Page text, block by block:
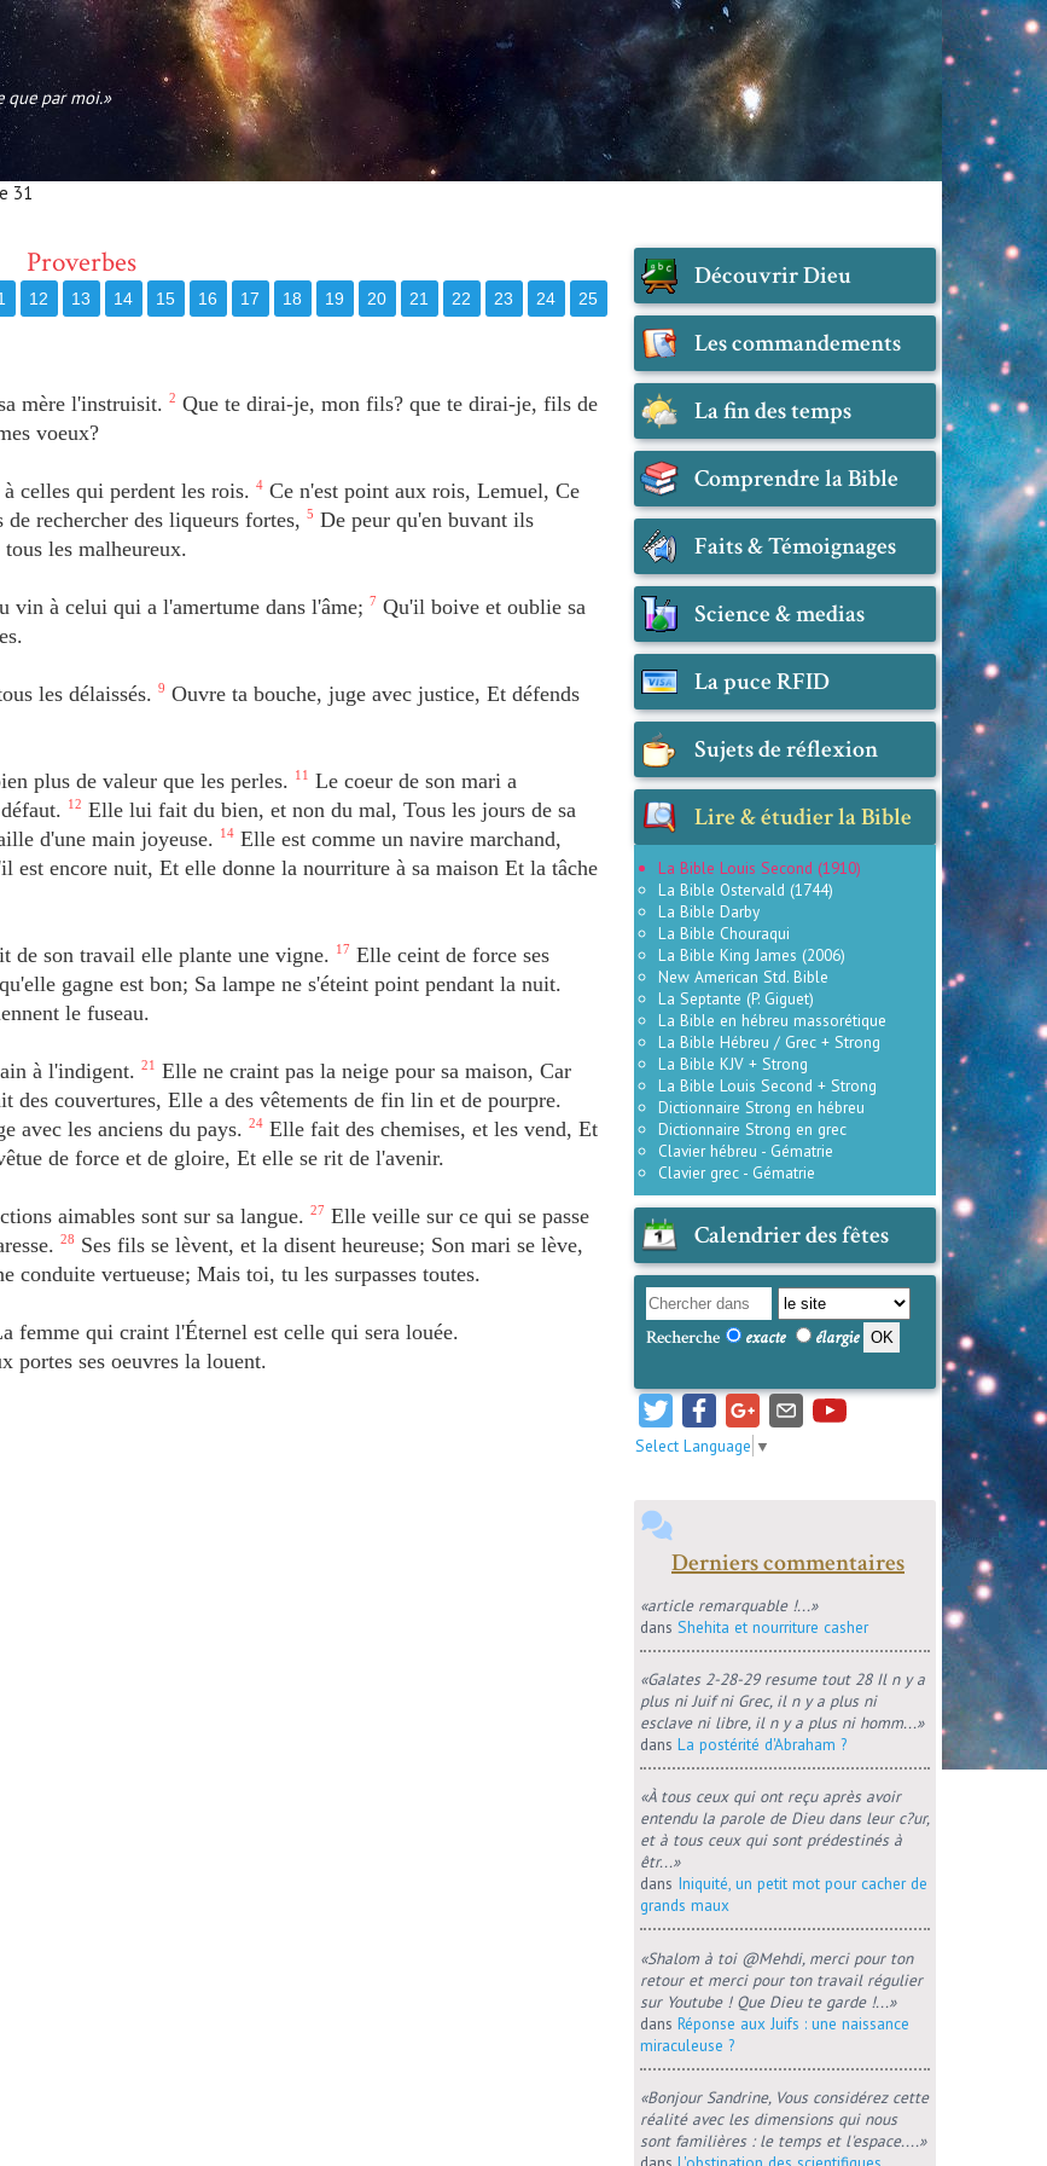
que par moi.»
31
Proverbes
12 13 14 15 16 17 18 19 20 21 22 23 24 25
mère l'instruisit. 2 Que te dirai-je, mon fils? que te dirai-je, fils de
voeux?
celles qui perdent les rois. 4 Ce n'est point aux rois, Lemuel, Ce
rechercher des liqueurs fortes, 5 De peur qu'en buvant ils
les malheureux.
vin à celui qui a l'amertume dans l'âme; 7 Qu'il boive et oublie sa
les délaissés. 9 Ouvre ta bouche, juge avec justice, Et défends
plus de valeur que les perles. 11
Le coeur de son mari a
12 Elle lui fait du bien, et non du mal, Tous les jours de sa
d'une main joyeuse. 14 Elle est comme un navire marchand,
est encore nuit, Et elle donne la nourriture à sa maison Et la tâche
de son travail elle plante une vigne. 17 Elle ceint de force ses
gagne est bon; Sa lampe ne s'éteint point pendant la nuit.
le fuseau.
à l'indigent. 21
Elle ne craint pas la neige pour sa maison, Car
des couvertures, Elle a des vêtements de fin lin et de pourpre.
avec les anciens du pays. 24 Elle fait des chemises, et les vend, Et
de force et de gloire, Et elle se rit de l'avenir.
aimables sont sur sa langue. 27 Elle veille sur ce qui se passe
28
Ses fils se lèvent, et la disent heureuse; Son mari se lève,
conduite vertueuse; Mais toi, tu les surpasses toutes.
femme qui craint l'Éternel est celle qui sera louée.
portes ses oeuvres la louent.
Découvrir Dieu
Les commandements
La fin des temps
Comprendre la Bible
Faits & Témoignages
Science & medias
La puce RFID
Sujets de réflexion
Lire & étudier la Bible
La Bible Louis Second (1910)
La Bible Ostervald (1744)
La Bible Darby
La Bible Chouraqui
La Bible King James (2006)
New American Std. Bible
La Septante (P. Giguet)
La Bible en hébreu massorétique
La Bible Hébreu / Grec + Strong
La Bible KJV + Strong
La Bible Louis Second + Strong
Dictionnaire Strong en hébreu
Dictionnaire Strong en grec
Clavier hébreu - Gématrie
Clavier grec - Gématrie
Calendrier des fêtes
Recherche exacte élargie
Select Language ▼
Derniers commentaires
«article remarquable !...»
dans Shehita et nourriture casher
«Galates 2-28-29 resume tout 28 Il n y a
plus ni Juif ni Grec, il n y a plus ni
esclave ni libre, il n y a plus ni homm...»
dans La postérité d'Abraham ?
«À tous ceux qui ont reçu après avoir
entendu la parole de Dieu dans leur c?ur,
et à tous ceux qui sont prédestinés à
êtr...»
dans Iniquité, un petit mot pour cacher de
grands maux
«Shalom à toi @Mehdi, merci pour ton
retour et merci pour ton travail régulier
sur Youtube ! Que Dieu te garde !...»
dans Réponse aux Juifs : une naissance
miraculeuse ?
«Bonjour Sandrine, Vous considérez cette
réalité avec les dimensions qui nous
sont familières : le temps et l'espace....»